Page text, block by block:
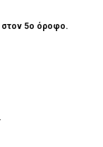
στον 5ο όροφο.